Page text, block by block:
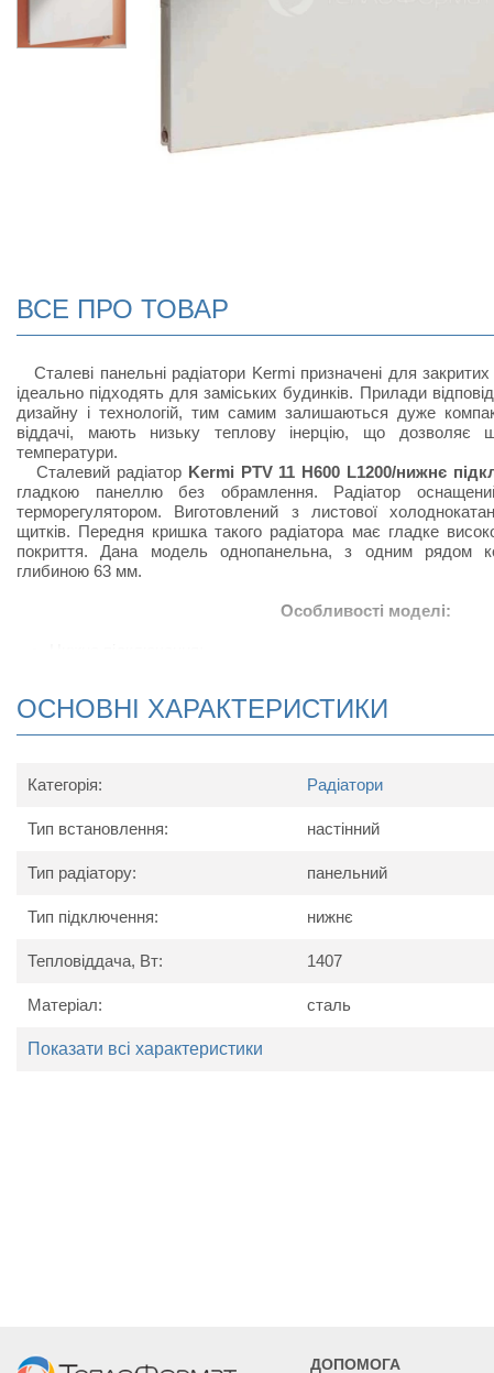
ВСЕ ПРО ТОВАР
Сталеві панельні радіатори Kermi призначені для
ідеально підходять для заміських будинків. Прилади
дизайну і технологій, тим самим залишаються дуже
віддачі, мають низьку теплову інерцію, що дозволяє
температури.
Сталевий радіатор Kermi PTV 11 H600 L1200/нижнє
гладкою панеллю без обрамлення. Радіатор
терморегулятором. Виготовлений з листової
щитків. Передня кришка такого радіатора має гладке
покриття. Дана модель однопанельна, з одним рядом
глибиною 63 мм.
Особливості моделі:
Сталевий радіатор відрізняється підвищеною
кронштейнів для настінного кріплення.
Схема радіатора
ОСНОВНІ ХАРАКТЕРИСТИКИ
Категорія: Радіатори
Тип встановлення: настінний
Тип радіатору: панельний
Тип підключення: нижнє
Тепловіддача, Вт: 1407
Матеріал: сталь
Показати всі характеристики
ДОПОМОГА